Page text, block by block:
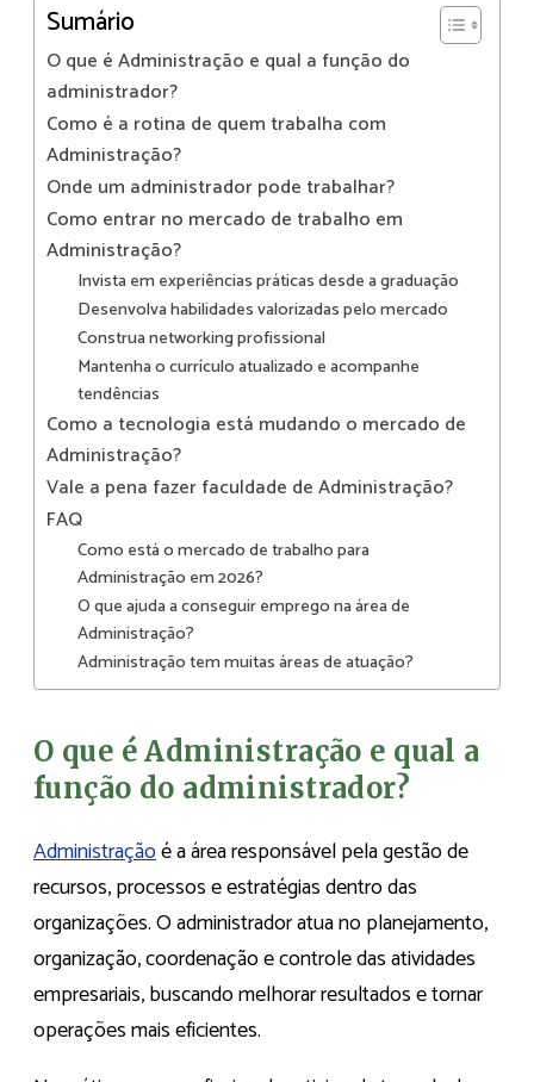
Sumário
O que é Administração e qual a função do
administrador?
Como é a rotina de quem trabalha com
Administração?
Onde um administrador pode trabalhar?
Como entrar no mercado de trabalho em
Administração?
Invista em experiências práticas desde a graduação
Desenvolva habilidades valorizadas pelo mercado
Construa networking profissional
Mantenha o currículo atualizado e acompanhe
tendências
Como a tecnologia está mudando o mercado de
Administração?
Vale a pena fazer faculdade de Administração?
FAQ
Como está o mercado de trabalho para
Administração em 2026?
O que ajuda a conseguir emprego na área de
Administração?
Administração tem muitas áreas de atuação?
O que é Administração e qual a
função do administrador?
Administraçãoé a área responsável pela gestão de
recursos, processos e estratégias dentro das
organizações. O administrador atua no planejamento,
organização, coordenação e controle das atividades
empresariais, buscando melhorar resultados e tornar
operações mais eficientes.